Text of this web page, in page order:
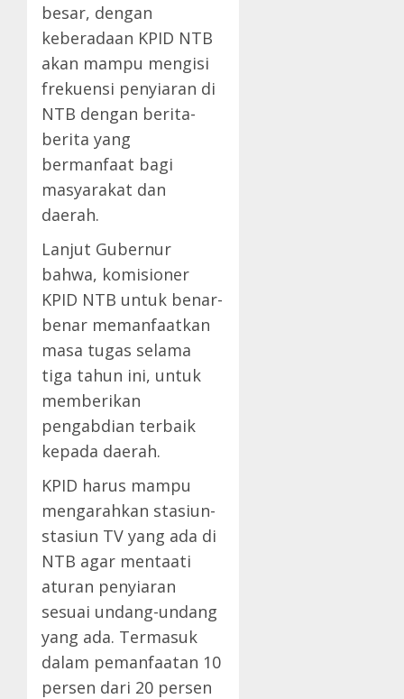
besar, dengan
keberadaan KPID NTB
akan mampu mengisi
frekuensi penyiaran di
NTB dengan berita-
berita yang
bermanfaat bagi
masyarakat dan
daerah.
Lanjut Gubernur
bahwa, komisioner
KPID NTB untuk benar-
benar memanfaatkan
masa tugas selama
tiga tahun ini, untuk
memberikan
pengabdian terbaik
kepada daerah.
KPID harus mampu
mengarahkan stasiun-
stasiun TV yang ada di
NTB agar mentaati
aturan penyiaran
sesuai undang-undang
yang ada. Termasuk
dalam pemanfaatan 10
persen dari 20 persen